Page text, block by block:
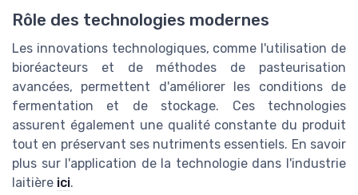
Rôle des technologies modernes
Les innovations technologiques, comme l'utilisation de
bioréacteurs et de méthodes de pasteurisation
avancées, permettent d'améliorer les conditions de
fermentation et de stockage. Ces technologies
assurent également une qualité constante du produit
tout en préservant ses nutriments essentiels. En savoir
plus sur l'application de la technologie dans l'industrie
laitière ici.